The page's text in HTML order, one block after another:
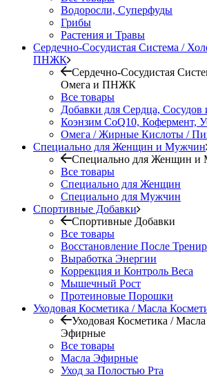
Водоросли, Суперфуды
Грибы
Растения и Травы
Сердечно-Сосудистая Система /
ПНЖК
Сердечно-Сосудистая
Омега и ПНЖК
Все товары
Добавки для Сердца, Сосудов
Коэнзим CoQ10, Кофермент,
Омега / Жирные Кислоты /
Специально для Женщин и Мужчин
Специально для Женщин и
Все товары
Специально для Женщин
Специально для Мужчин
Спортивные Добавки
Спортивные Добавки
Все товары
Восстановление После
Выработка Энергии
Коррекция и Контроль Веса
Мышечный Рост
Протеиновые Порошки
Уходовая Косметика / Масла
Уходовая Косметика /
Эфирные
Все товары
Масла Эфирные
Уход за Полостью Рта